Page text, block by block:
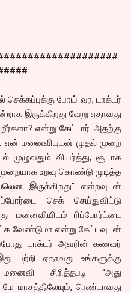
செக்கப்புக்கு போய் வர, டாக்டர்
இருக்கிறது வேறு ஏதாவது
என்று கேட்டார். அதற்கு
என் மனைவியுடன் முதல் முறை
வியர்த்து, சூடாக
உறவு கொண்டு முடித்த
இருக்கிறது” என்றவுடன்
செக் செய்துவிட்டு
மனைவியிடம் ரிப்போர்ட்டை
வேண்டுமா என்று கேட்டவுடன்
டாக்டர் அவரின் கணவர்
ஏதாவது உங்களுக்கு
சிரித்தபடி “அது
மாசத்திலேயும், ரெண்டாவது